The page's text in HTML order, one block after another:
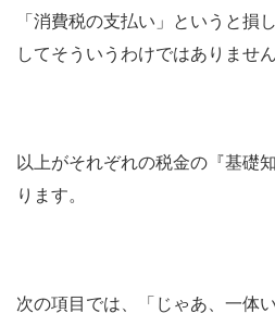
「消費税の支払い」というと損
してそういうわけではありません
以上がそれぞれの税金の『基礎
ります。
次の項目では、「じゃあ、一体